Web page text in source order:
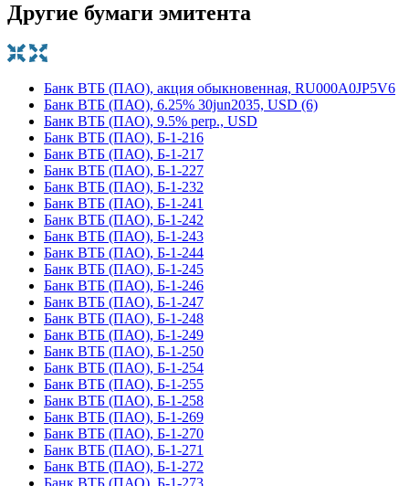
Другие бумаги эмитента
Банк ВТБ (ПАО), акция обыкновенная, RU000A0JP5V6
Банк ВТБ (ПАО), 6.25% 30jun2035, USD (6)
Банк ВТБ (ПАО), 9.5% perp., USD
Банк ВТБ (ПАО), Б-1-216
Банк ВТБ (ПАО), Б-1-217
Банк ВТБ (ПАО), Б-1-227
Банк ВТБ (ПАО), Б-1-232
Банк ВТБ (ПАО), Б-1-241
Банк ВТБ (ПАО), Б-1-242
Банк ВТБ (ПАО), Б-1-243
Банк ВТБ (ПАО), Б-1-244
Банк ВТБ (ПАО), Б-1-245
Банк ВТБ (ПАО), Б-1-246
Банк ВТБ (ПАО), Б-1-247
Банк ВТБ (ПАО), Б-1-248
Банк ВТБ (ПАО), Б-1-249
Банк ВТБ (ПАО), Б-1-250
Банк ВТБ (ПАО), Б-1-254
Банк ВТБ (ПАО), Б-1-255
Банк ВТБ (ПАО), Б-1-258
Банк ВТБ (ПАО), Б-1-269
Банк ВТБ (ПАО), Б-1-270
Банк ВТБ (ПАО), Б-1-271
Банк ВТБ (ПАО), Б-1-272
Банк ВТБ (ПАО), Б-1-273